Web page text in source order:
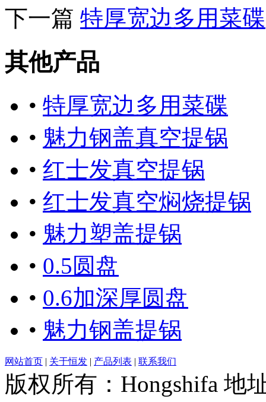
下一篇 特厚宽边多用菜碟
其他产品
• 特厚宽边多用菜碟
• 魅力钢盖真空提锅
• 红士发真空提锅
• 红士发真空焖烧提锅
• 魅力塑盖提锅
• 0.5圆盘
• 0.6加深厚圆盘
• 魅力钢盖提锅
网站首页 | 关于恒发 | 产品列表 | 联系我们
版权所有：Hongshifa 地